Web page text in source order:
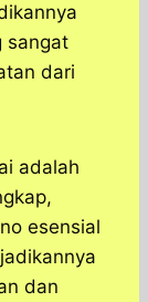
sangat
dari
adalah
esensial
dan